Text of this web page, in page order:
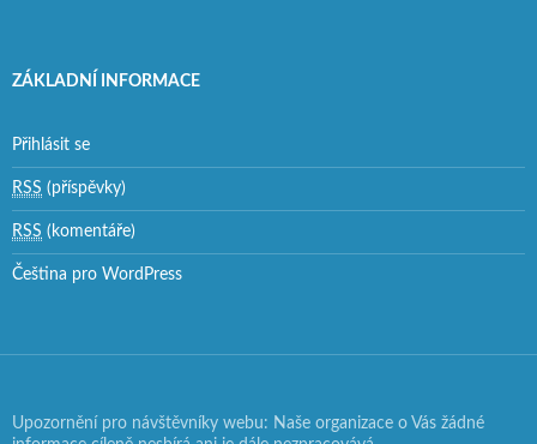
ZÁKLADNÍ INFORMACE
Přihlásit se
RSS (příspěvky)
RSS (komentáře)
Čeština pro WordPress
Upozornění pro návštěvníky webu: Naše organizace o Vás žádné